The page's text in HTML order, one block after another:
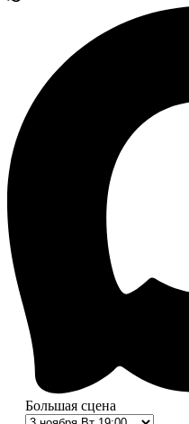
Большая сцена